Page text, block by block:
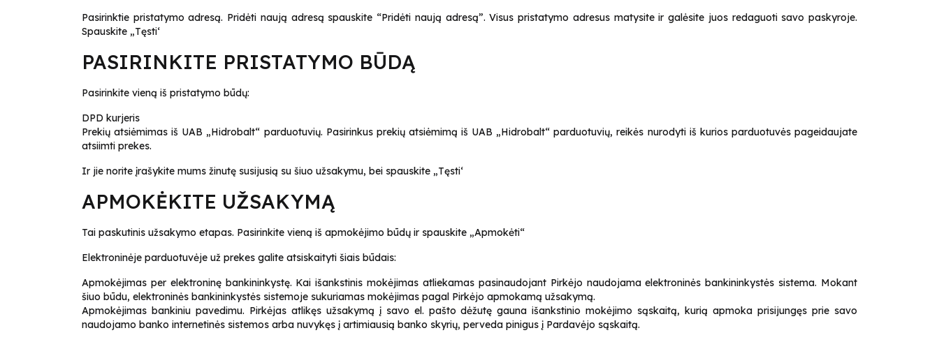
Pasirinktie pristatymo adresą. Pridėti naują adresą spauskite “Pridėti naują adresą”. Visus pristatymo adresus matysite ir galėsite juos redaguoti savo paskyroje.
Spauskite „Tęsti‘
PASIRINKITE PRISTATYMO BŪDĄ
Pasirinkite vieną iš pristatymo būdų:
DPD kurjeris
Prekių atsiėmimas iš UAB „Hidrobalt“ parduotuvių. Pasirinkus prekių atsiėmimą iš UAB „Hidrobalt“ parduotuvių, reikės nurodyti iš kurios parduotuvės pageidaujate
atsiimti prekes.
Ir jie norite įrašykite mums žinutę susijusią su šiuo užsakymu, bei spauskite „Tęsti‘
APMOKĖKITE UŽSAKYMĄ
Tai paskutinis užsakymo etapas. Pasirinkite vieną iš apmokėjimo būdų ir spauskite „Apmokėti“
Elektroninėje parduotuvėje už prekes galite atsiskaityti šiais būdais:
Apmokėjimas per elektroninę bankininkystę. Kai išankstinis mokėjimas atliekamas pasinaudojant Pirkėjo naudojama elektroninės bankininkystės sistema. Mokant
šiuo būdu, elektroninės bankininkystės sistemoje sukuriamas mokėjimas pagal Pirkėjo apmokamą užsakymą.
Apmokėjimas bankiniu pavedimu. Pirkėjas atlikęs užsakymą į savo el. pašto dėžutę gauna išankstinio mokėjimo sąskaitą, kurią apmoka prisijungęs prie savo
naudojamo banko internetinės sistemos arba nuvykęs į artimiausią banko skyrių, perveda pinigus į Pardavėjo sąskaitą.